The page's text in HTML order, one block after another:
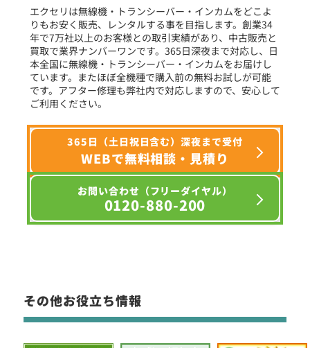
選択条件をリセット
エクセリは無線機・トランシーバー・インカムをどこよ
りもお安く販売、レンタルする事を目指します。創業34
年で7万社以上のお客様との取引実績があり、中古販売と
買取で業界ナンバーワンです。365日深夜まで対応し、日
本全国に無線機・トランシーバー・インカムをお届けし
ています。またほぼ全機種で購入前の無料お試しが可能
です。アフター修理も弊社内で対応しますので、安心して
ご利用ください。
365日（土日祝日含む）深夜まで受付
WEBで無料相談・見積り
お問い合わせ（フリーダイヤル）
0120-880-200
その他お役立ち情報